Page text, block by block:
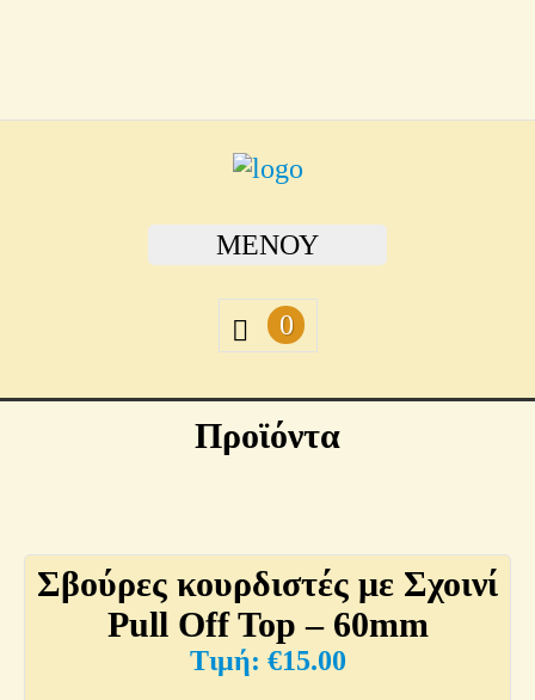
ΜΕΝΟΎ
0
Προϊόντα
Σβούρες κουρδιστές με Σχοινί
Pull Off Top – 60mm
€15.00